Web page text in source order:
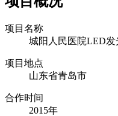
项目名称
城阳人民医院LED发
项目地点
山东省青岛市
合作时间
2015年